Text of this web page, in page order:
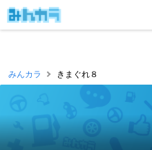
みんカラ きまぐれ８